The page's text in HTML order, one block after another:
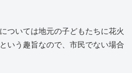
ついては地元の子どもたちに花火
いう趣旨なので、市民でない場合